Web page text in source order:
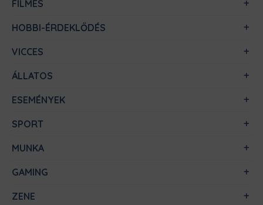
FILMES
HOBBI-ÉRDEKLŐDÉS
VICCES
ÁLLATOS
ESEMÉNYEK
SPORT
MUNKA
GAMING
ZENE